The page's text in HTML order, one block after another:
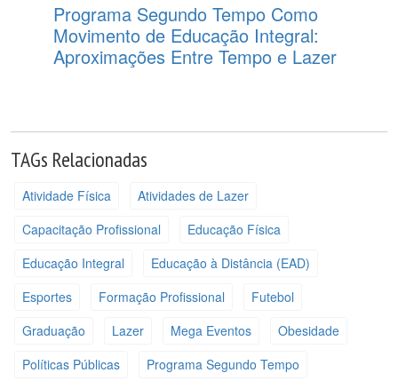
Programa Segundo Tempo Como
Movimento de Educação Integral:
Aproximações Entre Tempo e Lazer
TAGs Relacionadas
Atividade Física
Atividades de Lazer
Capacitação Profissional
Educação Física
Educação Integral
Educação à Distância (EAD)
Esportes
Formação Profissional
Futebol
Graduação
Lazer Mega Eventos
Obesidade
Políticas Públicas
Programa Segundo Tempo